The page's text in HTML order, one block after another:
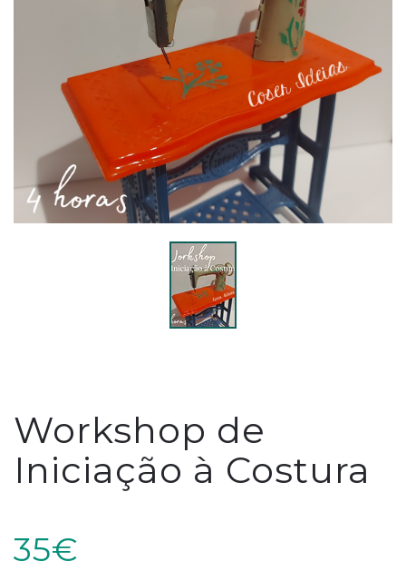
Workshop de
Iniciação à Costura
35€